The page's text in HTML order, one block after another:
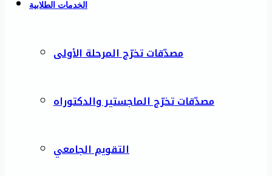
الخدمات الطلابية
مصدّقات تخرّج المرحلة الأولى
مصدّقات تخرّج الماجستير والدكتوراه
التقويم الجامعي